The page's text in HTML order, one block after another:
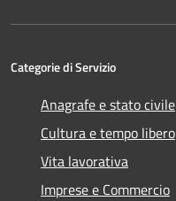
Categorie di Servizio
Anagrafe e stato civile
Cultura e tempo libero
Vita lavorativa
Imprese e Commercio